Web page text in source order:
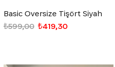
Basic Oversize Tişört Siyah
₺419,30
₺599,00